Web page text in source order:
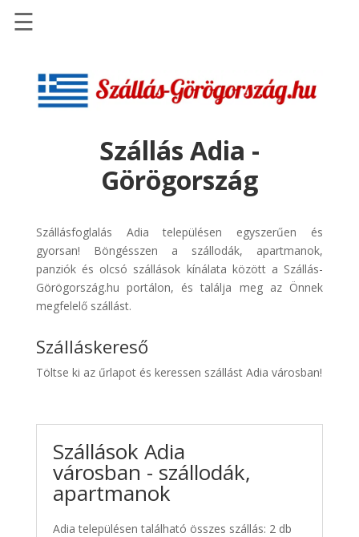
Szállások
Repülőjegy
pénzvisszatérítéssel
Discover
Cars
Transzfer
Kiwi
Taxi
☰
Szállás Adia -
Görögország
Szállásfoglalás Adia településen egyszerűen és
gyorsan! Böngésszen a szállodák, apartmanok,
panziók és olcsó szállások kínálata között a Szállás-
Görögország.hu portálon, és találja meg az Önnek
megfelelő szállást.
Szálláskereső
Töltse ki az űrlapot és keressen szállást Adia városban!
Szállások Adia
városban - szállodák,
apartmanok
Adia településen található összes szállás: 2 db